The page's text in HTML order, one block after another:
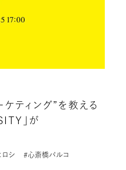
ティング”を教える
」が
ロシ #心斎橋パルコ